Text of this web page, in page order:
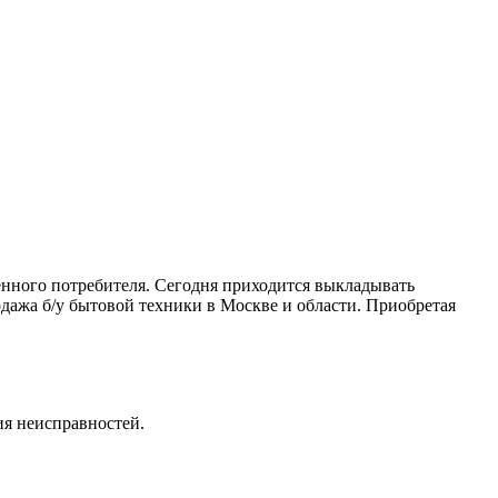
потребителя. Сегодня приходится выкладывать
б/у бытовой техники в Москве и области. Приобретая
неисправностей.